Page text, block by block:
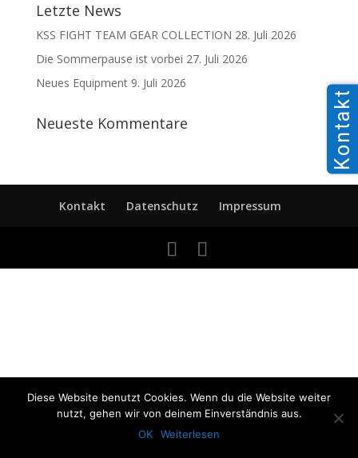
Letzte News
KSS FIGHT TEAM GEAR COLLECTION 28. Juli 2026
Die Sommerpause ist vorbei 27. Juli 2026
Neues Equipment 9. Juli 2026
Neueste Kommentare
Kontakt Datenschutz Impressum
Kontakt
Diese Website benutzt Cookies. Wenn du die Website weiter
nutzt, gehen wir von deinem Einverständnis aus.
OK
Weiterlesen